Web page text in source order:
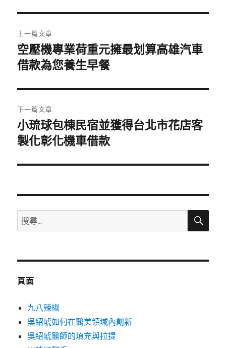
章
導
覽
上一篇文章
上
一
文
章:
空壓機專業荷重元擁最划算高雄汽車
借款為您養生早餐
下一篇文章
下
一
文
小琉球包棟民宿並獲得台北市花店客
製化彰化機車借款
搜
尋
鍵
搜
頁面
九八辣椒
吳紹琥如何在醫美領域內創新
吳紹琥醫師的填充與拉提